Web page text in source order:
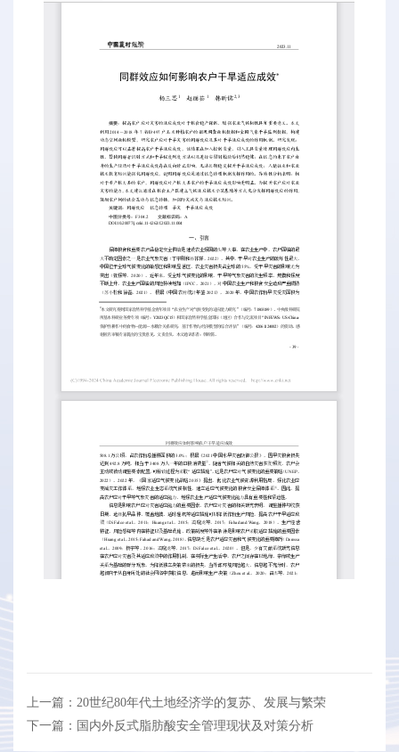
上一篇：20世纪80年代土地经济学的复苏、发展与繁荣
下一篇：国内外反式脂肪酸安全管理现状及对策分析